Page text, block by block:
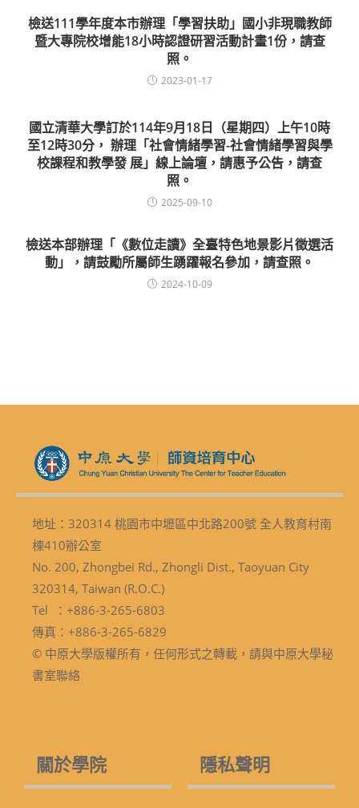
檢送111學年度本市辦理「學習扶助」國小非現職教師
暨大專院校增能18小時認證研習活動計畫1份，請查
照。
2023-01-17
國立清華大學訂於114年9月18日（星期四）上午10時
至12時30分， 辦理「社會情緒學習-社會情緒學習與學
校課程和教學發 展」線上論壇，請惠予公告，請查
照。
2025-09-10
檢送本部辦理「《數位走讀》全臺特色地景影片徵選活
動」，請鼓勵所屬師生踴躍報名參加，請查照。
2024-10-09
地址：320314 桃園市中壢區中北路200號 全人教育村南
棟410辦公室
No. 200, Zhongbei Rd., Zhongli Dist., Taoyuan City
320314, Taiwan (R.O.C.)
Tel ：+886-3-265-6803
傳真：+886-3-265-6829
© 中原大學版權所有，任何形式之轉載，請與中原大學秘
書室聯絡
關於學院 隱私聲明